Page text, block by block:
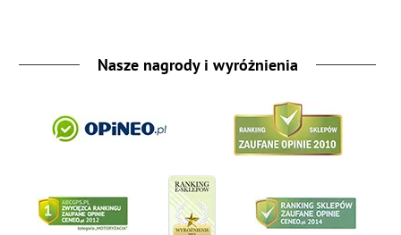
Nasze nagrody i wyróżnienia